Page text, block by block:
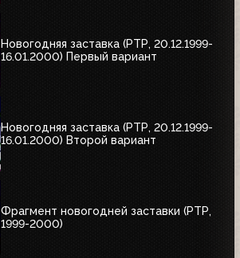
Новогодняя заставка (РТР, 20.12.1999-
16.01.2000) Первый вариант
Новогодняя заставка (РТР, 20.12.1999-
16.01.2000) Второй вариант
Фрагмент новогодней заставки (РТР,
1999-2000)